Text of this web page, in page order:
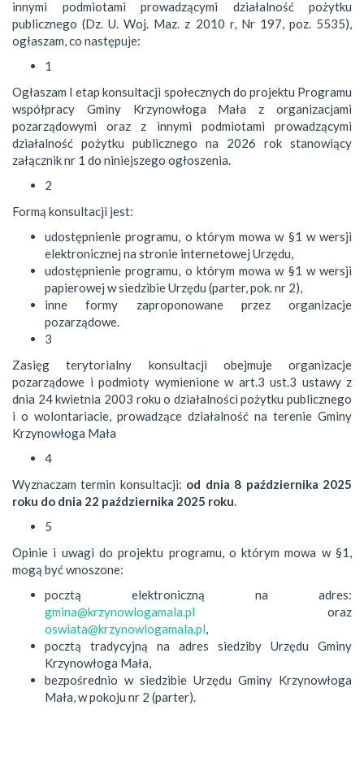
innymi podmiotami prowadzącymi działalność pożytku
publicznego (Dz. U. Woj. Maz. z 2010 r, Nr 197, poz. 5535),
ogłaszam, co następuje:
1
Ogłaszam I etap konsultacji społecznych do projektu Programu
współpracy Gminy Krzynowłoga Mała z organizacjami
pozarządowymi oraz z innymi podmiotami prowadzącymi
działalność pożytku publicznego na 2026 rok stanowiący
załącznik nr 1 do niniejszego ogłoszenia.
2
Formą konsultacji jest:
udostępnienie programu, o którym mowa w §1 w wersji
elektronicznej na stronie internetowej Urzędu,
udostępnienie programu, o którym mowa w §1 w wersji
papierowej w siedzibie Urzędu (parter, pok. nr 2),
inne formy zaproponowane przez organizacje
pozarządowe.
3
Zasięg terytorialny konsultacji obejmuje organizacje
pozarządowe i podmioty wymienione w art.3 ust.3 ustawy z
dnia 24 kwietnia 2003 roku o działalności pożytku publicznego
i o wolontariacie, prowadzące działalność na terenie Gminy
Krzynowłoga Mała
4
Wyznaczam termin konsultacji: od dnia 8 października 2025
roku do dnia 22 października 2025 roku
5
Opinie i uwagi do projektu programu, o którym mowa w §1,
mogą być wnoszone:
pocztą elektroniczną na adres:
gmina@krzynowlogamala.pl oraz
oswiata@krzynowlogamala.pl,
pocztą tradycyjną na adres siedziby Urzędu Gminy
Krzynowłoga Mała,
bezpośrednio w siedzibie Urzędu Gminy Krzynowłoga
Mała, w pokoju nr 2 (parter).